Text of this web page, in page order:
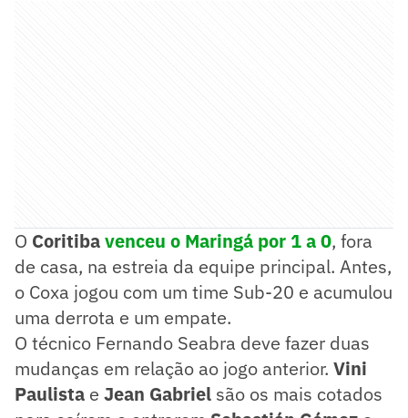
O Coritibavenceu o Maringá por 1 a 0, fora
de casa, na estreia da equipe principal. Antes,
o Coxa jogou com um time Sub-20 e acumulou
uma derrota e um empate.
O técnico Fernando Seabra deve fazer duas
mudanças em relação ao jogo anterior. Vini
Paulista e Jean Gabriel são os mais cotados